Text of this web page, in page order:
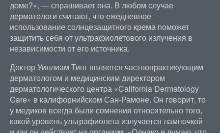
доме?», — спрашивает она. В любом случае
дерматологи считают, что ежедневное
использование солнцезащитного крема поможет
защитить себя от ультрафиолетового излучения в
независимости от его источника.
Доктор Уиллиам Тинг является частнопрактикующим
дерматологом и медицинским директором
дерматологического центра «California Dermatology
Care» в калифорнийском Сан-Рамоне. Он говорит, то
у медиков всегда были сомнения относительно того,
какой уровень ультрафиолета излучается лампочкой